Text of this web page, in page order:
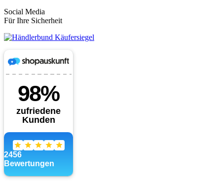
Social Media
Für Ihre Sicherheit